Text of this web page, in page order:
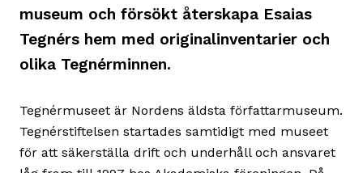
museum och försökt återskapa Esaias
Tegnérs hem med originalinventarier och
olika Tegnérminnen.
Tegnérmuseet är Nordens äldsta författarmuseum.
Tegnérstiftelsen startades samtidigt med museet
för att säkerställa drift och underhåll och ansvaret